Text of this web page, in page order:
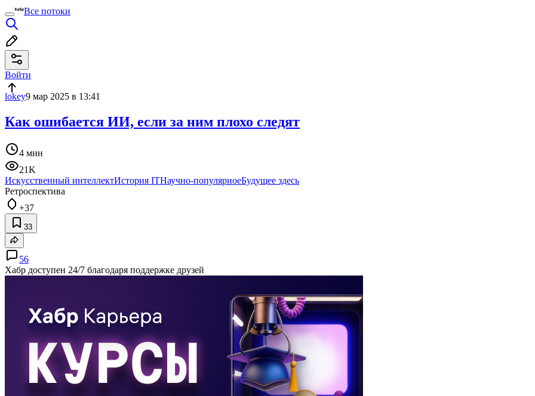
Все потоки
Войти
lokey9 мар 2025 в 13:41
Как ошибается ИИ, если за ним плохо следят
4 мин
21K
Искусственный интеллектИстория ITНаучно-популярноеБудущее здесь
Ретроспектива
+37
33
56
Хабр доступен 24/7 благодаря поддержке друзей